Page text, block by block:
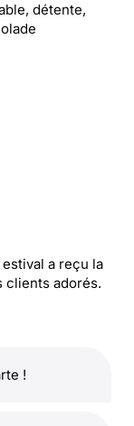
détente,
a reçu la
clients adorés.
!